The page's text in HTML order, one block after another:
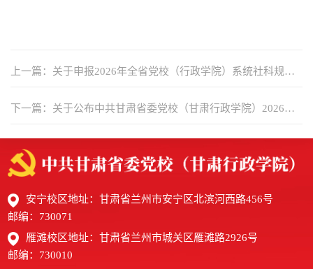
上一篇：关于申报2026年全省党校（行政学院）系统社科规划
下一篇：关于公布中共甘肃省委党校（甘肃行政学院）2026年
安宁校区地址：甘肃省兰州市安宁区北滨河西路456号
邮编：730071
雁滩校区地址：甘肃省兰州市城关区雁滩路2926号
邮编：730010